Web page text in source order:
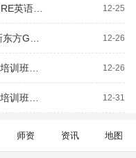
12-25
12-26
12-26
12-31
师资 资讯 地图